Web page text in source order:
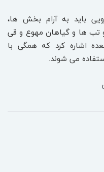
باید به آرام بخش ها،
تب ها و گیاهان مهوع و قی
اشاره کرد که همگی با
می شوند.